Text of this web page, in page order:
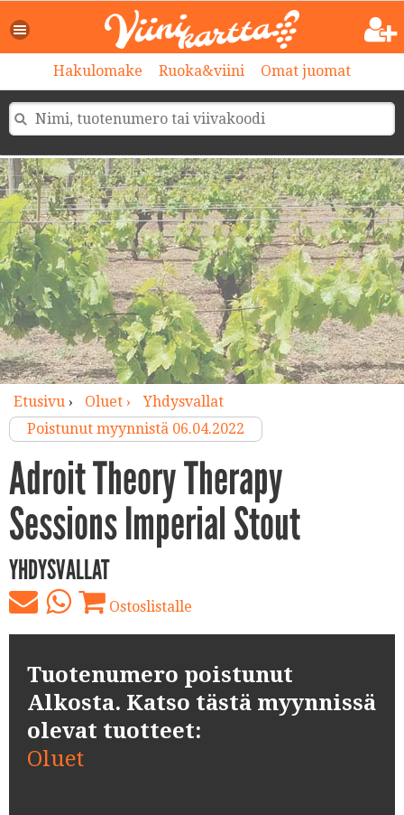
Hakulomake Ruoka&viini Omat juomat
Etusivu› Oluet ›
Yhdysvallat
Poistunut myynnistä 06.04.2022
Adroit Theory Therapy
Sessions Imperial Stout
YHDYSVALLAT
Ostoslistalle
Tuotenumero poistunut
Alkosta. Katso tästä myynnissä
olevat tuotteet:
Oluet